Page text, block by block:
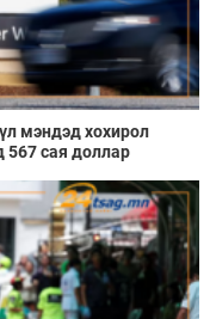
мэндэд хохирол
567 сая доллар